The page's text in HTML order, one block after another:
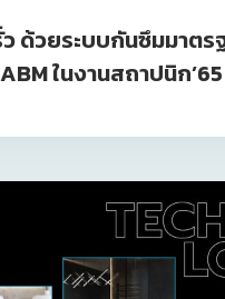
ด้วยระบบกันซึมมาตร
ในงานสถาปนิก’65